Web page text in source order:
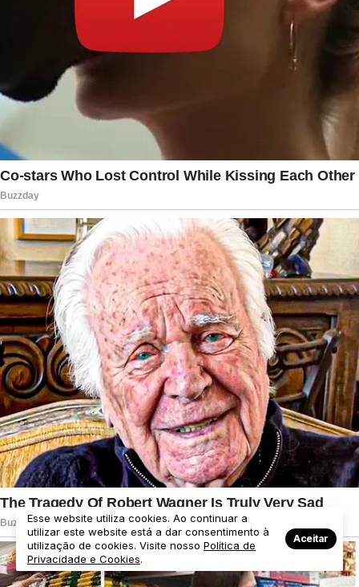
Esse website utiliza cookies. Ao continuar a
utilizar este website está a dar consentimento à
utilização de cookies. Visite nosso Política de
Privacidade e Cookies.
Aceitar